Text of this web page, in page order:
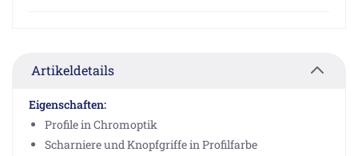
Artikeldetails
Eigenschaften:
Profile in Chromoptik
Scharniere und Knopfgriffe in Profilfarbe